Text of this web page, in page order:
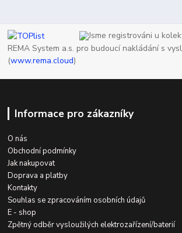
Jsme registrováni u
REMA System a.s. pro budoucí nakládání s
(www.rema.cloud)
Informace pro zákazníky
O nás
Obchodní podmínky
Jak nakupovat
Doprava a platby
Kontakty
Souhlas se zpracováním osobních údajů
E - shop
Zpětný odběr vysloužilých elektrozařízení/baterií